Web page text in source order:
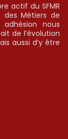
actif du SFMR
des Métiers de
nous
de l’évolution
aussi d’y être